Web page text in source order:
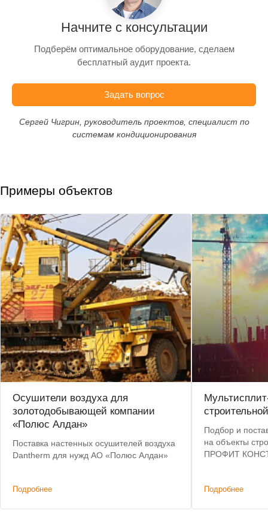
Начните с консультации
Подберём оптимальное оборудование, сделаем
бесплатный аудит проекта.
Задать вопрос
Сергей Чигрин, руководитель проектов, специалист по
системам кондиционирования
Примеры объектов
Осушители воздуха для
золотодобывающей компании
«Полюс Алдан»
Поставка настенных осушителей воздуха
Dantherm для нужд АО «Полюс Алдан»
Подробнее
Подбор и
на объекты
ПРОФИТ
Подробнее